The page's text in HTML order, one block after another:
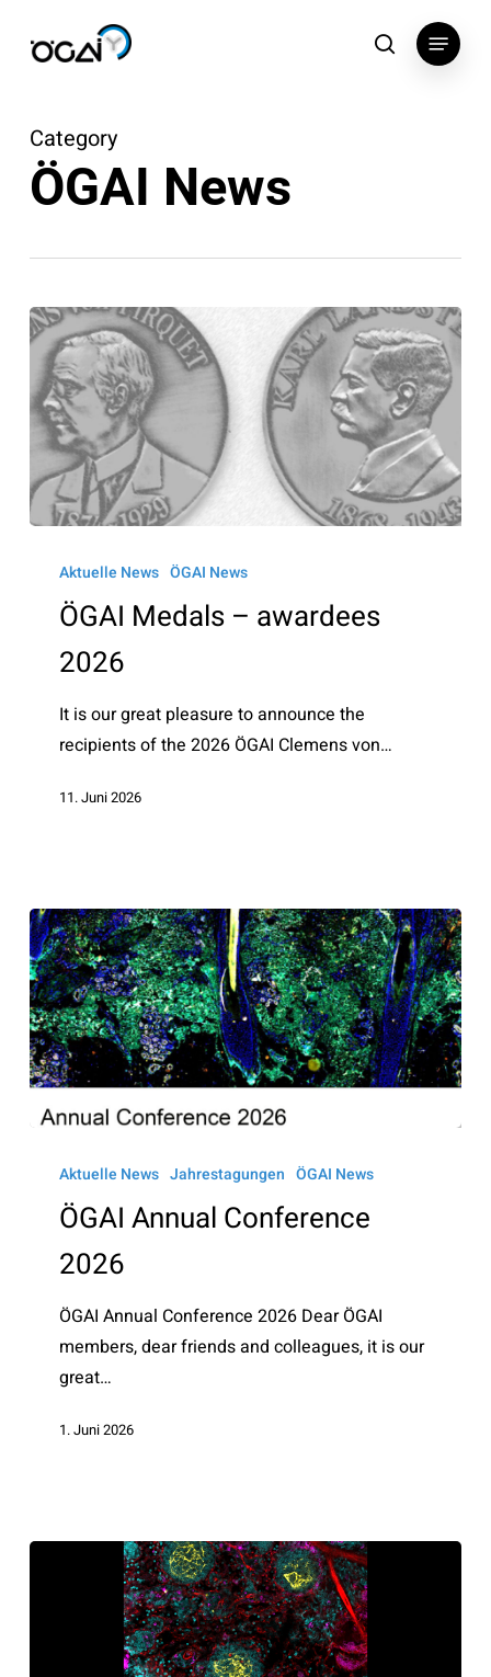
search
Menu
Category
ÖGAI News
Medals
awardees
2026
Aktuelle News ÖGAI News
ÖGAI Medals – awardees
2026
It is our great pleasure to announce the
recipients of the 2026 ÖGAI Clemens von…
11. Juni 2026
Annual
Conference
2026
Aktuelle News Jahrestagungen ÖGAI News
ÖGAI Annual Conference
2026
ÖGAI Annual Conference 2026 Dear ÖGAI
members, dear friends and colleagues, it is our
great…
1. Juni 2026